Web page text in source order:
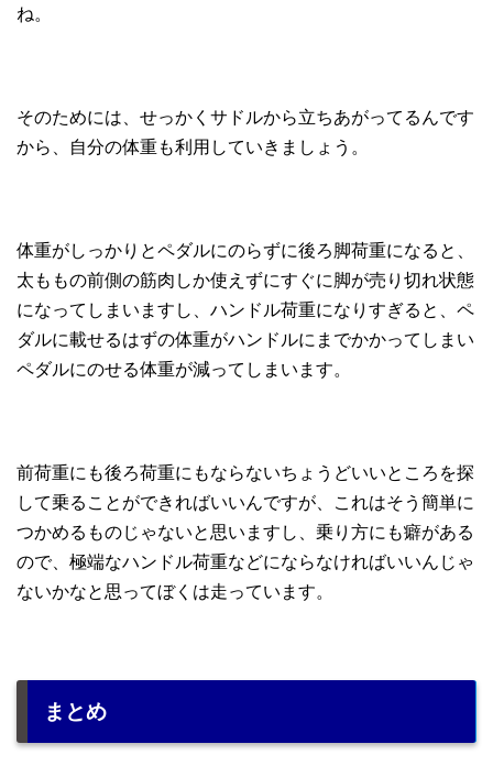
ね。
そのためには、せっかくサドルから立ちあがってるんです
から、自分の体重も利用していきましょう。
体重がしっかりとペダルにのらずに後ろ脚荷重になると、
太ももの前側の筋肉しか使えずにすぐに脚が売り切れ状態
になってしまいますし、ハンドル荷重になりすぎると、ペ
ダルに載せるはずの体重がハンドルにまでかかってしまい
ペダルにのせる体重が減ってしまいます。
前荷重にも後ろ荷重にもならないちょうどいいところを探
して乗ることができればいいんですが、これはそう簡単に
つかめるものじゃないと思いますし、乗り方にも癖がある
ので、極端なハンドル荷重などにならなければいいんじゃ
ないかなと思ってぼくは走っています。
まとめ